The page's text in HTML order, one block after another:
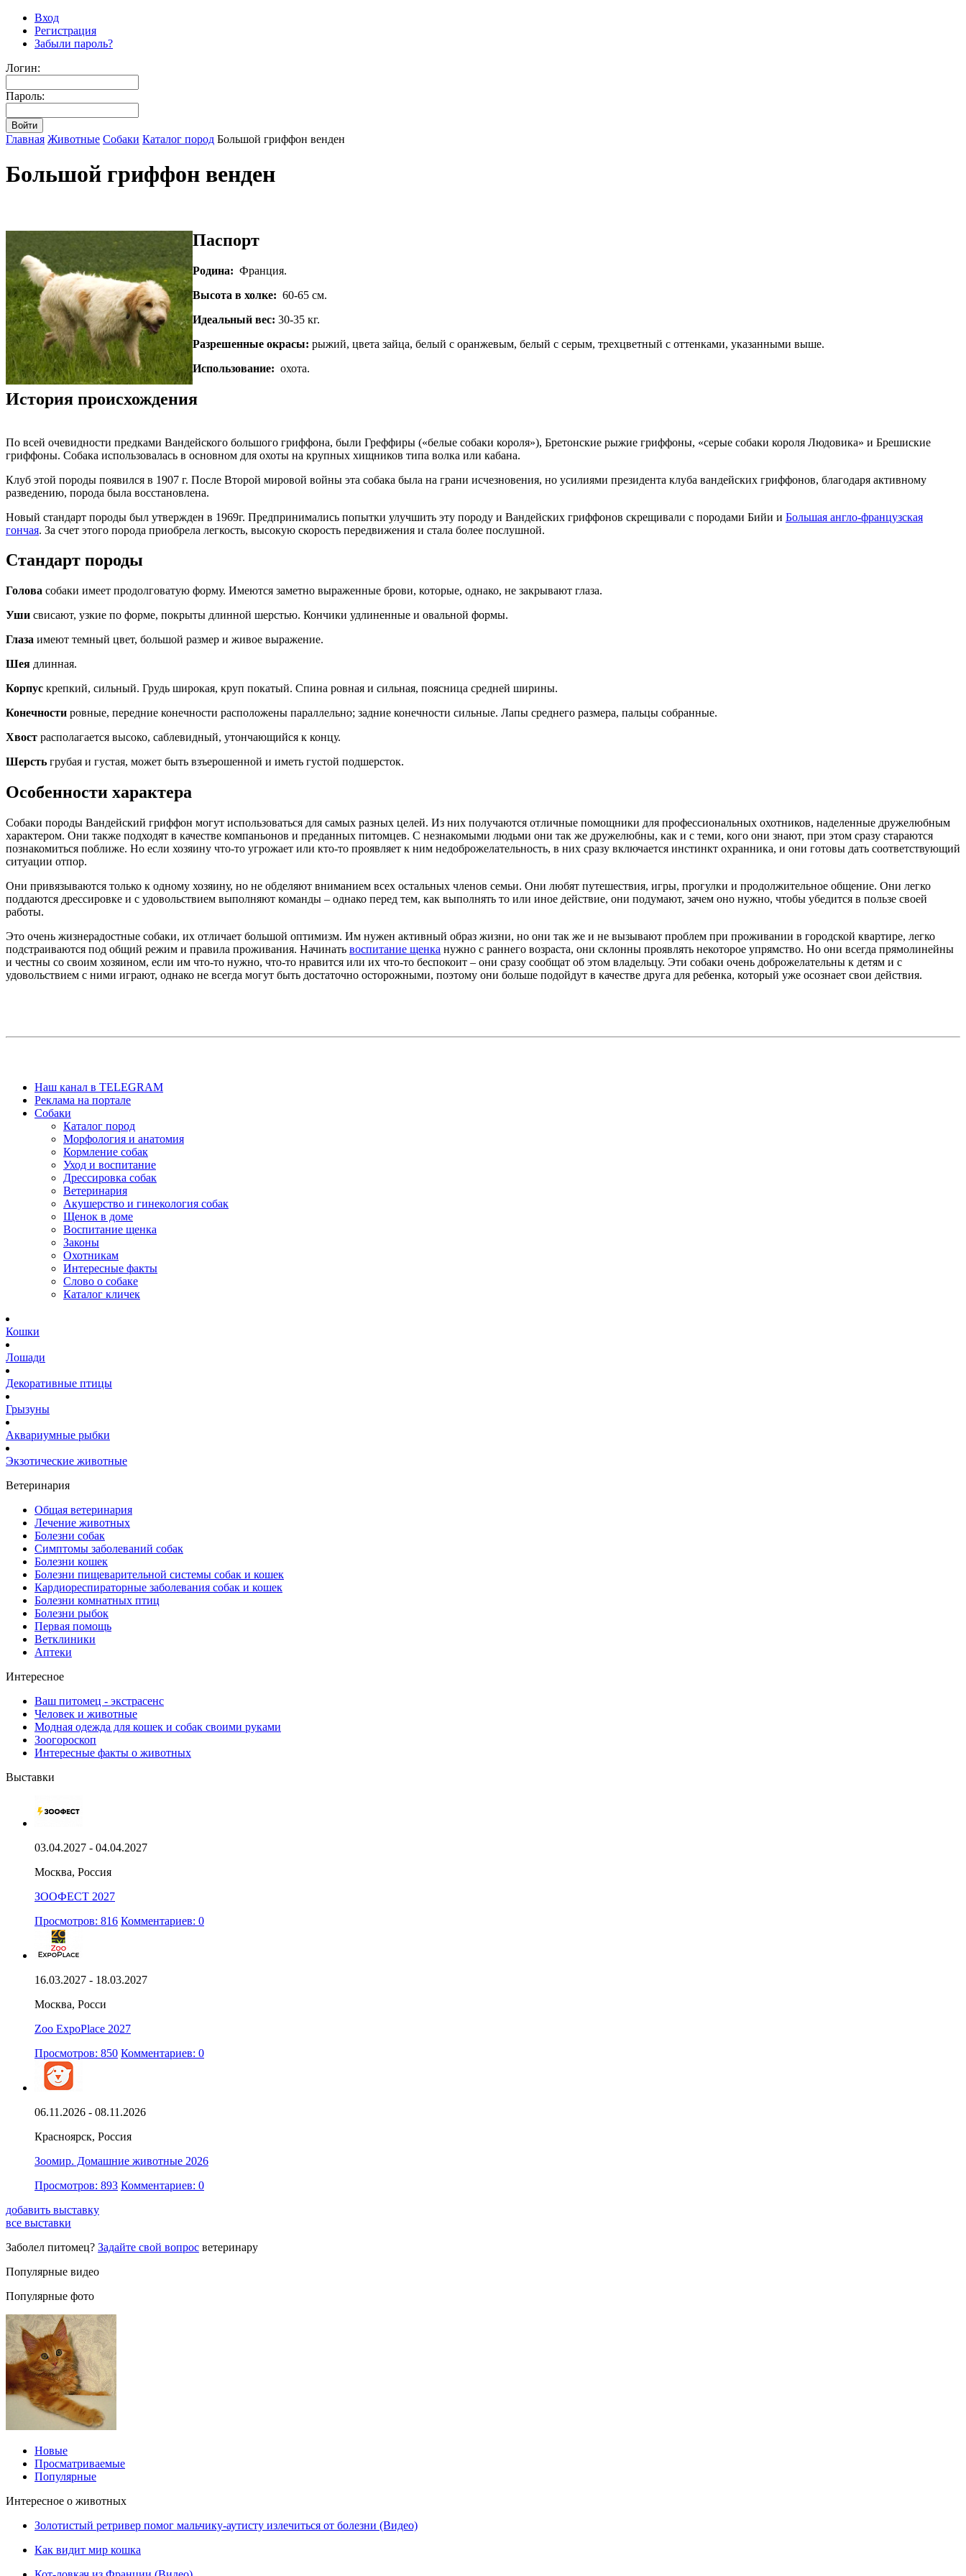
Вход
Регистрация
Забыли пароль?
Логин:
Пароль:
Главная Животные Собаки Каталог пород Большой гриффон венден
Большой гриффон венден
Паспорт
Родина: Франция.
Высота в холке: 60-65 см.
Идеальный вес: 30-35 кг.
Разрешенные окрасы: рыжий, цвета зайца, белый с оранжевым, белый с серым, трехцветный с оттенками, указанными выше.
Использование: охота.
История происхождения
По всей очевидности предками Вандейского большого гриффона, были Греффиры («белые собаки короля»), Бретонские рыжие гриффоны, «серые собаки короля Людовика» и Брешиские
гриффоны. Собака использовалась в основном для охоты на крупных хищников типа волка или кабана.
Клуб этой породы появился в 1907 г. После Второй мировой войны эта собака была на грани исчезновения, но усилиями президента клуба вандейских гриффонов, благодаря активному
разведению, порода была восстановлена.
Новый стандарт породы был утвержден в 1969г. Предпринимались попытки улучшить эту породу и Вандейских гриффонов скрещивали с породами Бийи и Большая англо-французская
гончая. За счет этого порода приобрела легкость, высокую скорость передвижения и стала более послушной.
Стандарт породы
Голова собаки имеет продолговатую форму. Имеются заметно выраженные брови, которые, однако, не закрывают глаза.
Уши свисают, узкие по форме, покрыты длинной шерстью. Кончики удлиненные и овальной формы.
Глаза имеют темный цвет, большой размер и живое выражение.
Шея длинная.
Корпус крепкий, сильный. Грудь широкая, круп покатый. Спина ровная и сильная, поясница средней ширины.
Конечности ровные, передние конечности расположены параллельно; задние конечности сильные. Лапы среднего размера, пальцы собранные.
Хвост располагается высоко, саблевидный, утончающийся к концу.
Шерсть грубая и густая, может быть взъерошенной и иметь густой подшерсток.
Особенности характера
Собаки породы Вандейский гриффон могут использоваться для самых разных целей. Из них получаются отличные помощники для профессиональных охотников, наделенные дружелюбным
характером. Они также подходят в качестве компаньонов и преданных питомцев. С незнакомыми людьми они так же дружелюбны, как и с теми, кого они знают, при этом сразу стараются
познакомиться поближе. Но если хозяину что-то угрожает или кто-то проявляет к ним недоброжелательность, в них сразу включается инстинкт охранника, и они готовы дать соответствующий
ситуации отпор.
Они привязываются только к одному хозяину, но не обделяют вниманием всех остальных членов семьи. Они любят путешествия, игры, прогулки и продолжительное общение. Они легко
поддаются дрессировке и с удовольствием выполняют команды – однако перед тем, как выполнять то или иное действие, они подумают, зачем оно нужно, чтобы убедится в пользе своей
работы.
Это очень жизнерадостные собаки, их отличает большой оптимизм. Им нужен активный образ жизни, но они так же и не вызывают проблем при проживании в городской квартире, легко
подстраиваются под общий режим и правила проживания. Начинать воспитание щенка нужно с раннего возраста, они склонны проявлять некоторое упрямство. Но они всегда прямолинейны
и честны со своим хозяином, если им что-то нужно, что-то нравится или их что-то беспокоит – они сразу сообщат об этом владельцу. Эти собаки очень доброжелательны к детям и с
удовольствием с ними играют, однако не всегда могут быть достаточно осторожными, поэтому они больше подойдут в качестве друга для ребенка, который уже осознает свои действия.
Наш канал в TELEGRAM
Реклама на портале
Собаки
Каталог пород
Морфология и анатомия
Кормление собак
Уход и воспитание
Дрессировка собак
Ветеринария
Акушерство и гинекология собак
Щенок в доме
Воспитание щенка
Законы
Охотникам
Интересные факты
Слово о собаке
Каталог кличек
Кошки
Лошади
Декоративные птицы
Грызуны
Аквариумные рыбки
Экзотические животные
Ветеринария
Общая ветеринария
Лечение животных
Болезни собак
Симптомы заболеваний собак
Болезни кошек
Болезни пищеварительной системы собак и кошек
Кардиореспираторные заболевания собак и кошек
Болезни комнатных птиц
Болезни рыбок
Первая помощь
Ветклиники
Аптеки
Интересное
Ваш питомец - экстрасенс
Человек и животные
Модная одежда для кошек и собак своими руками
Зоогороскоп
Интересные факты о животных
Выставки
03.04.2027 - 04.04.2027
Москва, Россия
ЗООФЕСТ 2027
Просмотров: 816 Комментариев: 0
16.03.2027 - 18.03.2027
Москва, Росси
Zoo ExpoPlace 2027
Просмотров: 850 Комментариев: 0
06.11.2026 - 08.11.2026
Красноярск, Россия
Зоомир. Домашние животные 2026
Просмотров: 893 Комментариев: 0
добавить выставку
все выставки
Заболел питомец? Задайте свой вопрос ветеринару
Популярные видео
Популярные фото
Новые
Просматриваемые
Популярные
Интересное о животных
Золотистый ретривер помог мальчику-аутисту излечиться от болезни (Видео)
Как видит мир кошка